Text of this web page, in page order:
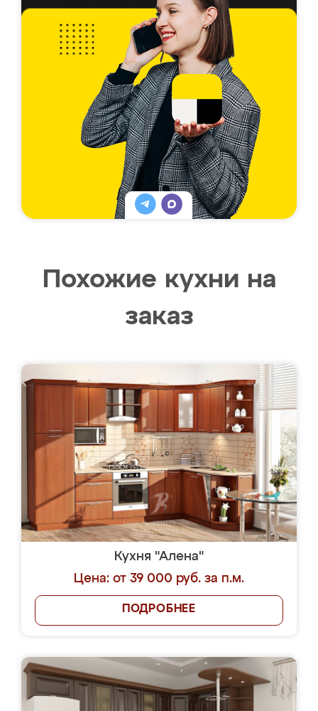
Похожие кухни на
заказ
Кухня "Алена"
Цена: от 39 000 руб. за п.м.
ПОДРОБНЕЕ